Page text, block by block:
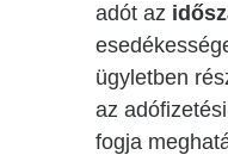
adót az
ügyletben
az
fogja